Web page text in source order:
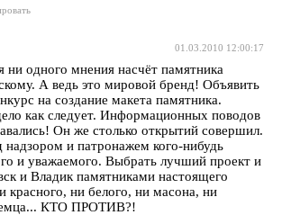
01.03.2010 12:00:17
ни одного мнения насчёт памятника
А ведь это мировой бренд! Объявить
на создание макета памятника.
как следует. Информационных поводов
Он же столько открытий совершил.
надзором и патронажем кого-нибудь
и уважаемого. Выбрать лучший проект и
и Владик памятниками настоящего
красного, ни белого, ни масона, ни
КТО ПРОТИВ?!